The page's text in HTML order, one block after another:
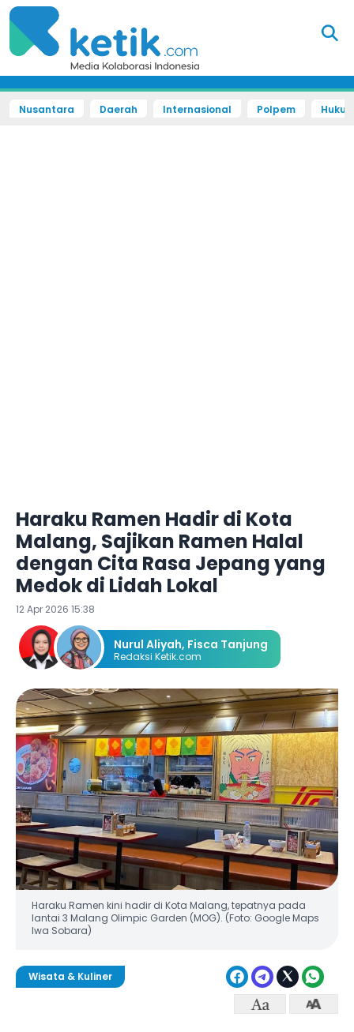
Nusantara Daerah Internasional Polpem
Haraku Ramen Hadir di Kota
Malang, Sajikan Ramen Halal
dengan Cita Rasa Jepang yang
Medok di Lidah Lokal
12 Apr 2026 15:38
Nurul Aliyah, Fisca Tanjung
Redaksi Ketik.com
Haraku Ramen kini hadir di Kota Malang, tepatnya pada
lantai 3 Malang Olimpic Garden (MOG). (Foto: Google Maps
Iwa Sobara)
Wisata & Kuliner